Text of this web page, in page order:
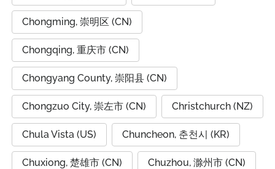
Chongming, 崇明区 (CN)
Chongqing, 重庆市 (CN)
Chongyang County, 崇阳县 (CN)
Chongzuo City, 崇左市 (CN) Christchurch (NZ)
Chula Vista (US) Chuncheon, 춘천시 (KR)
Chuxiong, 楚雄市 (CN) Chuzhou, 滁州市 (CN)